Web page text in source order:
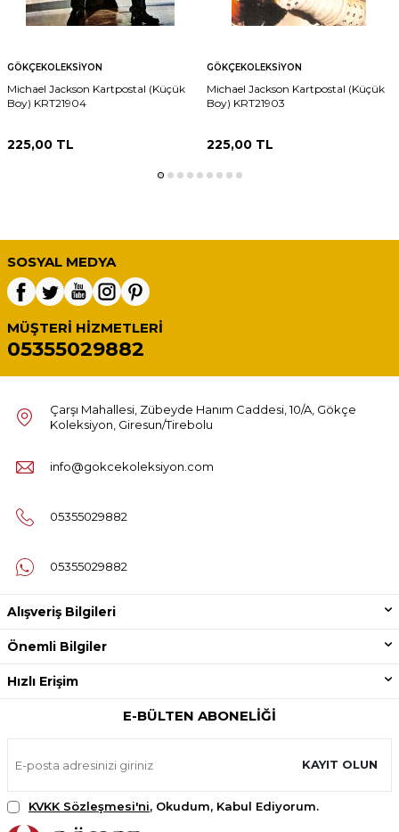
GÖKÇEKOLEKSIYON
Michael Jackson Kartpostal (Küçük
Boy) KRT21904
225,00 TL
GÖKÇEKOLEKSIYON
Michael Jackson Kartpostal (Küçük
Boy) KRT21903
225,00TL
SOSYAL MEDYA
MÜŞTERI HIZMETLERI
05355029882
Çarşı Mahallesi, Zübeyde Hanım Caddesi, 10/A, Gökçe
Koleksiyon, Giresun/Tirebolu
info@gokcekoleksiyon.com
05355029882
05355029882
Alışveriş Bilgileri
Önemli Bilgiler
Hızlı Erişim
E-BÜLTEN ABONELIĞI
KAYIT OLUN
KVKK Sözleşmesi'ni, Okudum, Kabul Ediyorum.